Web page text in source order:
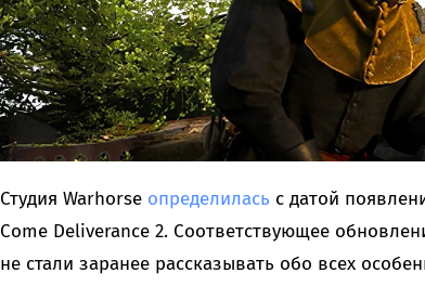
Студия Warhorse определилась с датой
Come Deliverance 2. Соответствующее
не стали заранее рассказывать обо всех